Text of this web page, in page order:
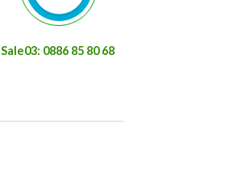
Sale03: 0886 85 80 68